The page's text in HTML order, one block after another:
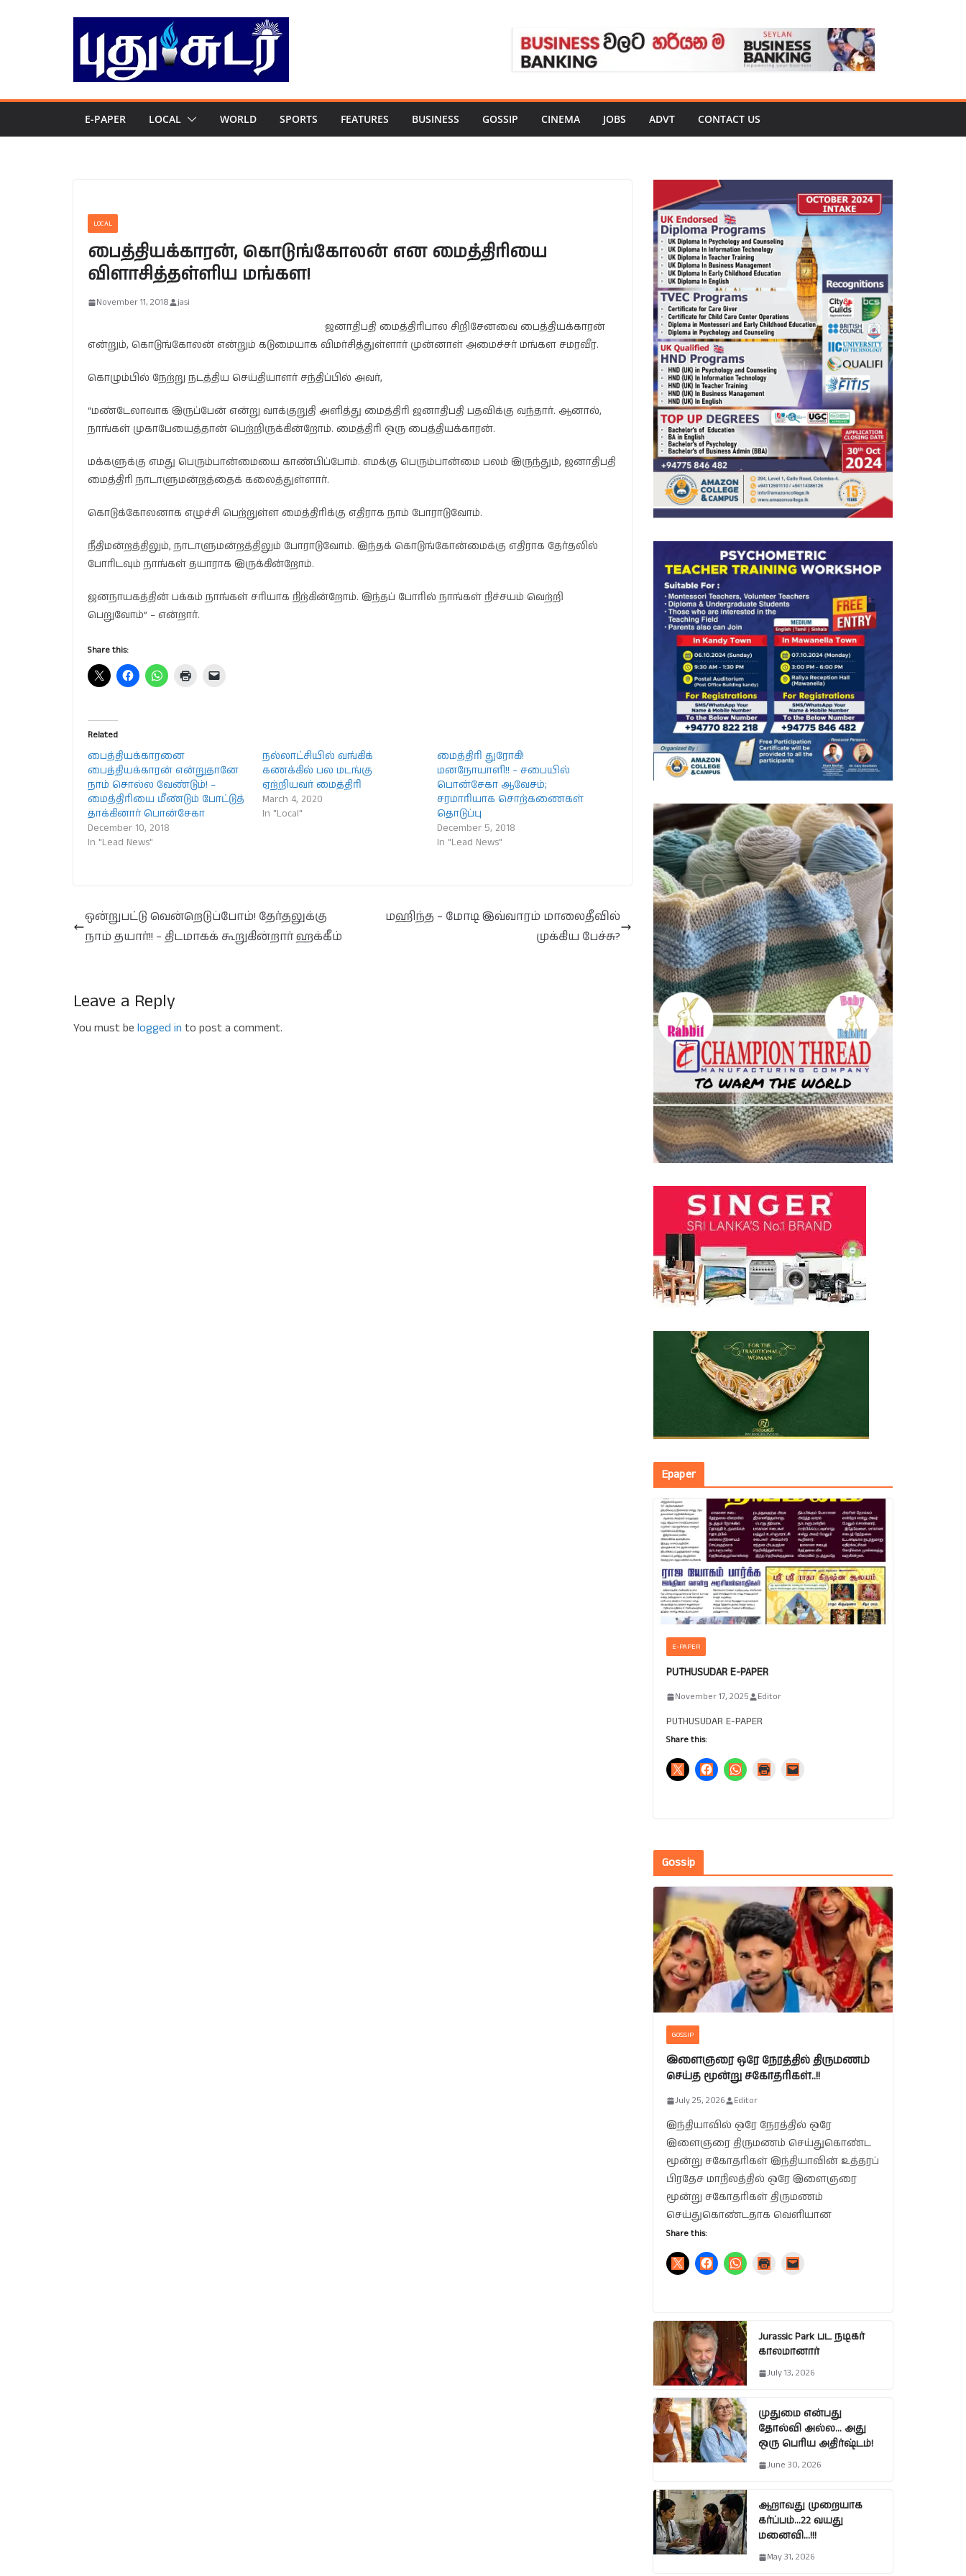
E-PAPER LOCAL WORLD SPORTS FEATURES BUSINESS GOSSIP CINEMA JOBS ADVT CONTACT US
LOCAL
பைத்தியக்காரன், கொடுங்கோலன் என மைத்திரியை
விளாசித்தள்ளிய மங்கள!
November 11, 2018 jasi
ஜனாதிபதி மைத்திரிபால சிறிசேனவை பைத்தியக்காரன்
என்றும், கொடுங்கோலன் என்றும் கடுமையாக விமர்சித்துள்ளார் முன்னாள் அமைச்சர் மங்கள சமரவீர.
கொழும்பில் நேற்று நடத்திய செய்தியாளர் சந்திப்பில் அவர்,
“மண்டேலாவாக இருப்பேன் என்று வாக்குறுதி அளித்து மைத்திரி ஜனாதிபதி பதவிக்கு வந்தார். ஆனால்,
நாங்கள் முகாபேயைத்தான் பெற்றிருக்கின்றோம். மைத்திரி ஒரு பைத்தியக்காரன்.
மக்களுக்கு எமது பெரும்பான்மையை காண்பிப்போம். எமக்கு பெரும்பான்மை பலம் இருந்தும், ஜனாதிபதி
மைத்திரி நாடாளுமன்றத்தைக் கலைத்துள்ளார்.
கொடுக்கோலனாக எழுச்சி பெற்றுள்ள மைத்திரிக்கு எதிராக நாம் போராடுவோம்.
நீதிமன்றத்திலும், நாடாளுமன்றத்திலும் போராடுவோம். இந்தக் கொடுங்கோன்மைக்கு எதிராக தேர்தலில்
போரிடவும் நாங்கள் தயாராக இருக்கின்றோம்.
ஜனநாயகத்தின் பக்கம் நாங்கள் சரியாக நிற்கின்றோம். இந்தப் போரில் நாங்கள் நிச்சயம் வெற்றி
பெறுவோம்” – என்றார்.
Share this:
Related
பைத்தியக்காரனை
பைத்தியக்காரன் என்றுதானே
நாம் சொல்ல வேண்டும்! –
மைத்திரியை மீண்டும் போட்டுத்
தாக்கினார் பொன்சேகா
December 10, 2018
In "Lead News"
நல்லாட்சியில் வங்கிக்
கணக்கில் பல மடங்கு
ஏற்றியவர் மைத்திரி
March 4, 2020
In "Local"
மைத்திரி துரோகி!
மனநோயாளி!! – சபையில்
பொன்சேகா ஆவேசம்;
சரமாரியாக சொற்கணைகள்
தொடுப்பு
December 5, 2018
In "Lead News"
ஒன்றுபட்டு வென்றெடுப்போம்! தேர்தலுக்கு
நாம் தயார்!! – திடமாகக் கூறுகின்றார் ஹக்கீம்
மஹிந்த – மோடி இவ்வாரம் மாலைதீவில்
முக்கிய பேச்சு?
Leave a Reply
You must be logged in to post a comment.
Epaper
E-PAPER
PUTHUSUDAR E-PAPER
November 17, 2025 Editor
PUTHUSUDAR E-PAPER
Share this:
Gossip
GOSSIP
இளைஞரை ஒரே நேரத்தில் திருமணம்
செய்த மூன்று சகோதரிகள்..!!
July 25, 2026 Editor
இந்தியாவில் ஒரே நேரத்தில் ஒரே
இளைஞரை திருமணம் செய்துகொண்ட
மூன்று சகோதரிகள் இந்தியாவின் உத்தரப்
பிரதேச மாநிலத்தில் ஒரே இளைஞரை
மூன்று சகோதரிகள் திருமணம்
செய்துகொண்டதாக வெளியான
Share this:
Jurassic Park பட நடிகர்
காலமானார்
July 13, 2026
முதுமை என்பது
தோல்வி அல்ல… அது
ஒரு பெரிய அதிர்ஷ்டம்!
June 30, 2026
ஆறாவது முறையாக
கர்ப்பம்…22 வயது
மனைவி…!!!
May 31, 2026